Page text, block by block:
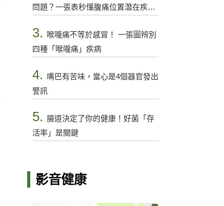
問題？一張表秒懂腹痛位置潛在疾病
3.
喉嚨痛不等於感冒！ 一張圖辨別
四種「喉嚨痛」疾病
4. 嘴巴有苦味，當心是4個器官發出
警訊
5. 腸道決定了你的健康！好菌「存
活率」是關鍵
影音健康